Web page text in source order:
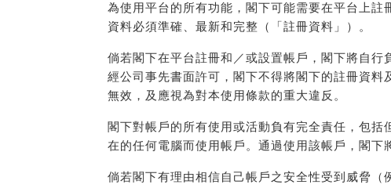
為使用平台的所有功能，閣下可能需要在平台上
資料必須準確、最新和完整（「註冊資料」）。
倘若閣下在平台註冊和／或設置帳戶，閣下將自
經公司事先書面許可，閣下不得將閣下的註冊資
無效，及應視為對本使用條款的重大違反。
閣下對帳戶的所有使用或活動負有完全責任，包
在的任何電腦而使用帳戶。通過使用該帳戶，閣下
倘若閣下有理由相信自己帳戶之安全性受到威脅